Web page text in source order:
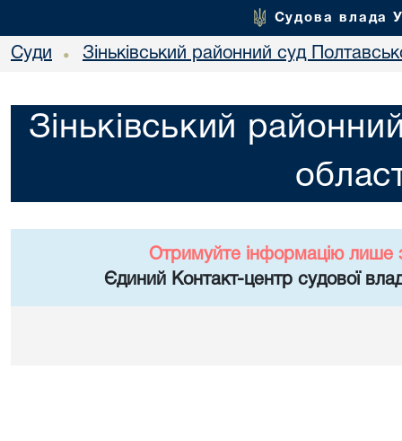
Судова влада
Суди • Зіньківський районний суд
Зіньківський
Отримуйте інформацію лише
Єдиний Контакт-центр судової